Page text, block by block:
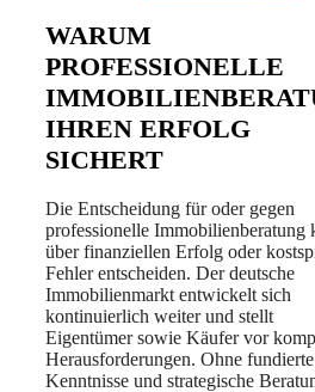
WARUM
PROFESSIONELLE
IHREN ERFOLG
SICHERT
Die Entscheidung für oder gegen
professionelle Immobilienberatung
über finanziellen Erfolg oder
Fehler entscheiden. Der deutsche
Immobilienmarkt entwickelt sich
kontinuierlich weiter und stellt
Eigentümer sowie Käufer vor
Herausforderungen. Ohne fundierte
Kenntnisse und strategische